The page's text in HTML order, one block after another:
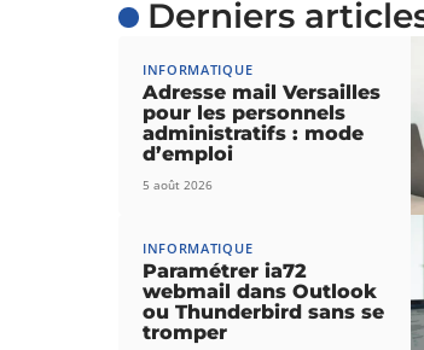
Derniers
INFORMATIQUE
Adresse mail Versailles
pour les personnels
administratifs : mode
d’emploi
5 août 2026
INFORMATIQUE
Paramétrer ia72
webmail dans Outlook
ou Thunderbird sans se
tromper